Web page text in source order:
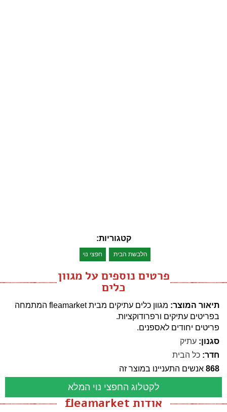
קטגוריות:
הלבשת הבית חפצי נוי
פרטים נוספים על מגוון
כלים
תיאור המוצר:
מגוון כלים עתיקים מבית fleamarket המתמחה
בפריטים עתיקים ורפרודוקציות.
פריטים יחודים לאספנים.
סגנון: עתיק
חדר: כל הבית
868 אנשים התעניינו במוצר זה
לקטלוג החפצי נוי המלא
אודות fleamarket